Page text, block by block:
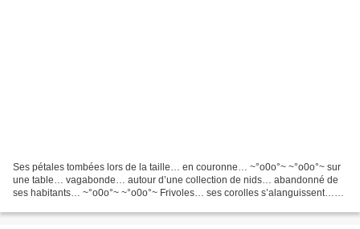
Ses pétales tombées lors de la taille… en couronne… ~°o0o°~ ~°o0o°~ sur
une table… vagabonde… autour d’une collection de nids… abandonné de
ses habitants… ~°o0o°~ ~°o0o°~ Frivoles… ses corolles s’alanguissent…